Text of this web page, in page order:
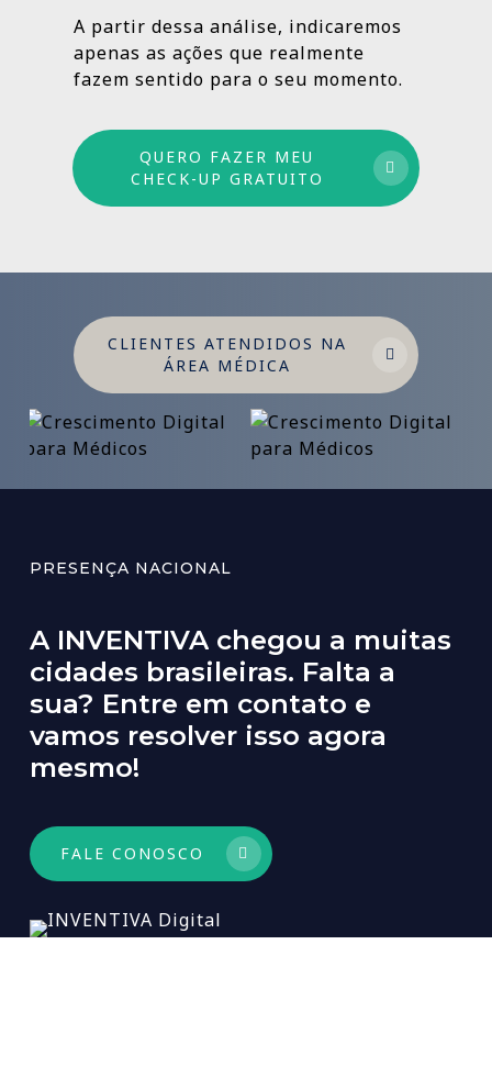
médio e longo prazo para garantir
crescimento sustentável.
A partir dessa análise, indicaremos
apenas as ações que realmente
fazem sentido para o seu momento.
QUERO FAZER MEU
CHECK-UP GRATUITO
CLIENTES ATENDIDOS NA
ÁREA MÉDICA
PRESENÇA NACIONAL
A INVENTIVA chegou a muitas
cidades brasileiras. Falta a
sua? Entre em contato e
vamos resolver isso agora
mesmo!
FALE CONOSCO